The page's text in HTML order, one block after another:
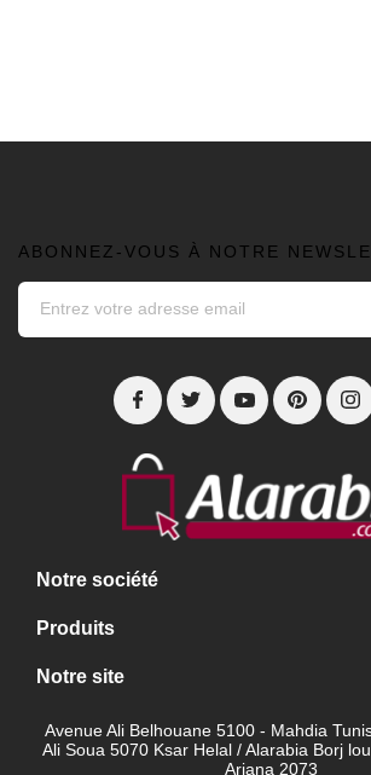
ABONNEZ-VOUS À NOTRE
Notre société
Produits
Notre site
Avenue Ali Belhouane 5100 - Mahdia
Ali Soua 5070 Ksar Helal / Alarabia Borj
Ariana 2073